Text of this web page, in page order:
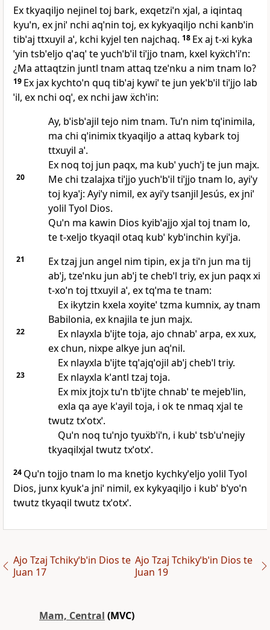
Ex tkyaqiljo nejinel toj bark, exqetziˈn xjal, a iqintaq
kyuˈn, ex jniˈ nchi aqˈnin toj, ex kykyaqiljo nchi kanbˈin
tibˈaj ttxuyil aˈ, kchi kyjel ten najchaq. 18 Ex aj t‑xi kyka
ˈyin tsbˈeljo qˈaqˈ te yuchˈbˈil tiˈjjo tnam, kxel kyẍchˈiˈn:
¿Ma attaqtzin juntl tnam attaq tzeˈnku a nim tnam lo?
19 Ex jax kychtoˈn quq tibˈaj kywiˈ te jun yekˈbˈil tiˈjjo lab
ˈil, ex nchi oqˈ, ex nchi jaw ẍchˈin:
Ay, bˈisbˈajil tejo nim tnam. Tuˈn nim tqˈinimila,
ma chi qˈinimix tkyaqiljo a attaq kybark toj
ttxuyil aˈ.
Ex noq toj jun paqx, ma kubˈ yuchˈj te jun majx.
20
Me chi tzalajxa tiˈjjo yuchˈbˈil tiˈjjo tnam lo, ayiˈy
toj kyaˈj: Ayiˈy nimil, ex ayiˈy tsanjil Jesús, ex jniˈ
yolil Tyol Dios.
Quˈn ma kawin Dios kyibˈajjo xjal toj tnam lo,
te t‑xeljo tkyaqil otaq kubˈ kybˈinchin kyiˈja.
21
Ex tzaj jun angel nim tipin, ex ja tiˈn jun ma tij
abˈj, tzeˈnku jun abˈj te chebˈl triy, ex jun paqx xi
t‑xoˈn toj ttxuyil aˈ, ex tqˈma te tnam:
Ex ikytzin kxela xoyiteˈ tzma kumnix, ay tnam
Babilonia, ex knajila te jun majx.
22
Ex nlayxla bˈijte toja, ajo chnabˈ arpa, ex xux,
ex chun, nixpe alkye jun aqˈnil.
Ex nlayxla bˈijte tqˈajqˈojil abˈj chebˈl triy.
23
Ex nlayxla kˈantl tzaj toja.
Ex mix jtojx tuˈn tbˈijte chnabˈ te mejebˈlin,
exla qa aye kˈayil toja, i ok te nmaq xjal te
twutz txˈotxˈ.
Quˈn noq tuˈnjo tyuẍbˈiˈn, i kubˈ tsbˈuˈnejiy
tkyaqilxjal twutz txˈotxˈ.
24 Quˈn tojjo tnam lo ma knetjo kychkyˈeljo yolil Tyol
Dios, junx kyukˈa jniˈ nimil, ex kykyaqiljo i kubˈ bˈyoˈn
twutz tkyaqil twutz txˈotxˈ.
Ajo Tzaj Tchikyˈbˈin Dios te
Juan 17
Ajo Tzaj Tchikyˈbˈin Dios te
Juan 19
Mam, Central (MVC)